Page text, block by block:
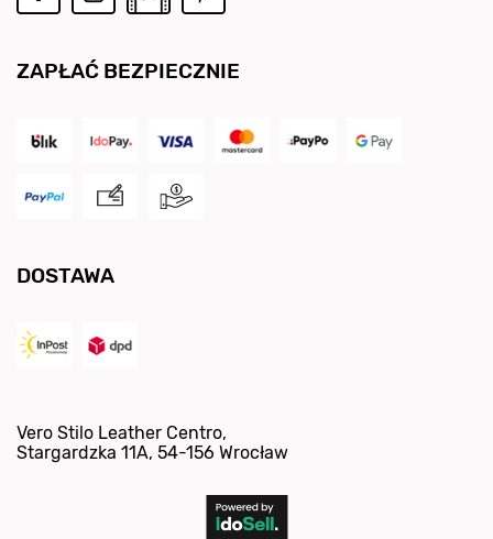
ZAPŁAĆ BEZPIECZNIE
DOSTAWA
Vero Stilo Leather Centro,
Stargardzka 11A, 54-156 Wrocław